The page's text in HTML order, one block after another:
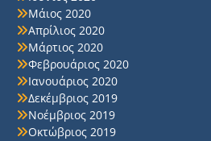
Μάιος 2020
Απρίλιος 2020
Μάρτιος 2020
Φεβρουάριος 2020
Ιανουάριος 2020
Δεκέμβριος 2019
Νοέμβριος 2019
Οκτώβριος 2019